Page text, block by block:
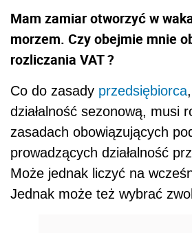
Mam zamiar otworzyć w
morzem. Czy obejmie mnie
rozliczania VAT ?
Co do zasady przedsiębiorca
działalność sezonową, musi
zasadach obowiązujących
prowadzących działalność
Może jednak liczyć na
Jednak może też wybrać